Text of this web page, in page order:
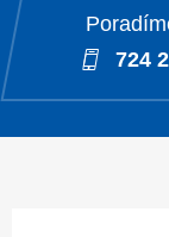
724